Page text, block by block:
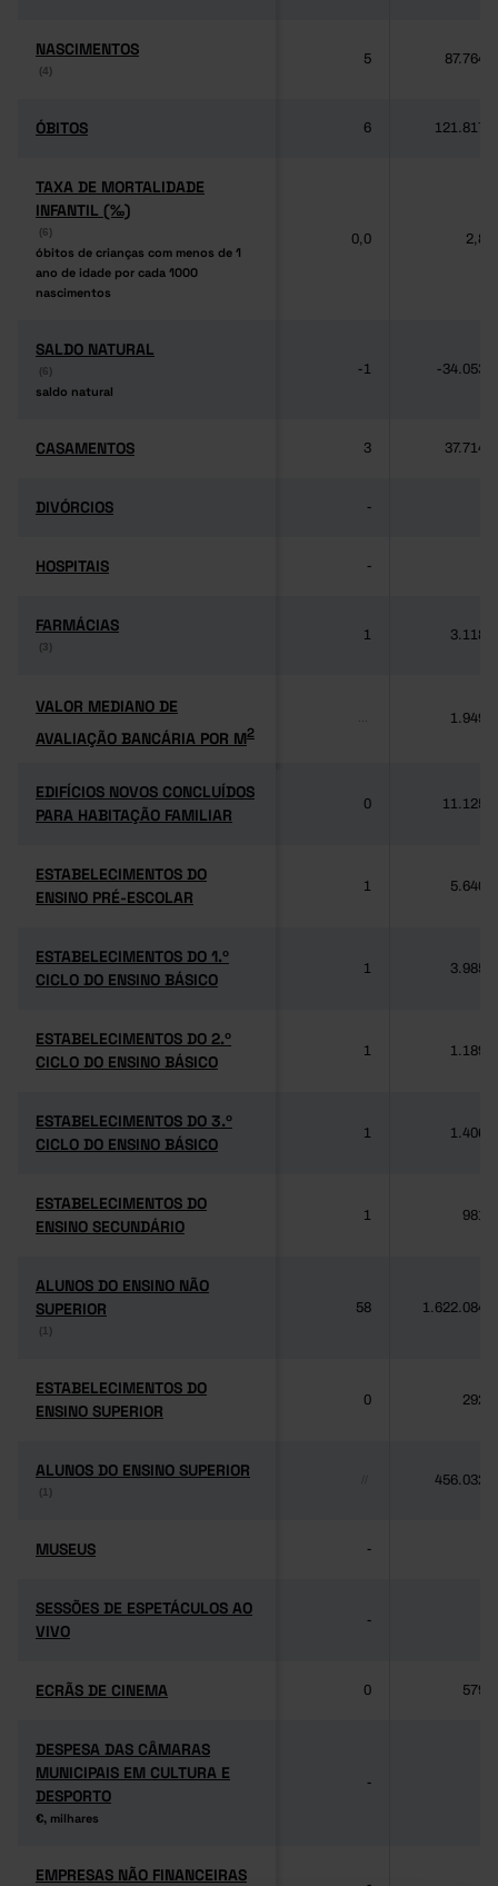
NASCIMENTOS
(4)
NASCIMENTOS
(4)
5 87.764
ÓBITOS
ÓBITOS 6 121.817
TAXA DE MORTALIDADE
INFANTIL (‰)
(6)
óbitos de crianças com menos de 1
ano de idade por cada 1000
nascimentos
TAXA DE MORTALIDADE
INFANTIL (‰)
(6)
óbitos de crianças com menos de 1
ano de idade por cada 1000
nascimentos
0,0 2,8
SALDO NATURAL
(6)
saldo natural
SALDO NATURAL
(6)
saldo natural
-1 -34.053
CASAMENTOS
CASAMENTOS 3 37.714
DIVÓRCIOS
DIVÓRCIOS -
HOSPITAIS
HOSPITAIS -
FARMÁCIAS
(3)
FARMÁCIAS
(3)
1 3.118
VALOR MEDIANO DE
AVALIAÇÃO BANCÁRIA POR M2
VALOR MEDIANO DE
AVALIAÇÃO BANCÁRIA POR M2
1.949
EDIFÍCIOS NOVOS CONCLUÍDOS
PARA HABITAÇÃO FAMILIAR
EDIFÍCIOS NOVOS CONCLUÍDOS
PARA HABITAÇÃO FAMILIAR
0 11.125
ESTABELECIMENTOS DO
ENSINO PRÉ-ESCOLAR
ESTABELECIMENTOS DO
ENSINO PRÉ-ESCOLAR
1 5.640
ESTABELECIMENTOS DO 1.º
CICLO DO ENSINO BÁSICO
ESTABELECIMENTOS DO 1.º
CICLO DO ENSINO BÁSICO
1 3.985
ESTABELECIMENTOS DO 2.º
CICLO DO ENSINO BÁSICO
ESTABELECIMENTOS DO 2.º
CICLO DO ENSINO BÁSICO
1 1.189
ESTABELECIMENTOS DO 3.º
CICLO DO ENSINO BÁSICO
ESTABELECIMENTOS DO 3.º
CICLO DO ENSINO BÁSICO
1 1.406
ESTABELECIMENTOS DO
ENSINO SECUNDÁRIO
ESTABELECIMENTOS DO
ENSINO SECUNDÁRIO
1 981
ALUNOS DO ENSINO NÃO
SUPERIOR
(1)
ALUNOS DO ENSINO NÃO
SUPERIOR
(1)
58 1.622.084
ESTABELECIMENTOS DO
ENSINO SUPERIOR
ESTABELECIMENTOS DO
ENSINO SUPERIOR
0 292
ALUNOS DO ENSINO SUPERIOR
(1)
ALUNOS DO ENSINO SUPERIOR
(1)
456.032
MUSEUS
MUSEUS -
SESSÕES DE ESPETÁCULOS AO
VIVO
SESSÕES DE ESPETÁCULOS AO
VIVO
-
ECRÃS DE CINEMA
ECRÃS DE CINEMA 0 579
DESPESA DAS CÂMARAS
MUNICIPAIS EM CULTURA E
DESPORTO
€, milhares
DESPESA DAS CÂMARAS
MUNICIPAIS EM CULTURA E
DESPORTO
€, milhares
-
EMPRESAS NÃO FINANCEIRAS
EMPRESAS NÃO FINANCEIRAS